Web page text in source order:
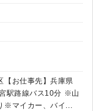
お仕事先】兵庫県
駅路線バス10分 ※山
※マイカー、バイ...